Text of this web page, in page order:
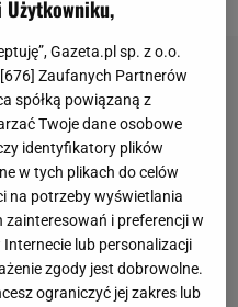
Użytkowniku,
Gazeta.pl sp. z o.o.
676 ] Zaufanych Partnerów
spółką powiązaną z
Twoje dane osobowe
identyfikatory plików
w tych plikach do celów
na potrzeby wyświetlania
i preferencji w
lub personalizacji
zgody jest dobrowolne.
ograniczyć jej zakres lub